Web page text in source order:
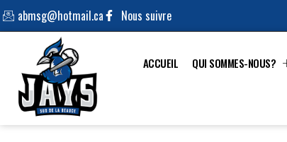
abmsg@hotmail.ca Nous suivre
ACCUEIL QUI SOMMES-NOUS?